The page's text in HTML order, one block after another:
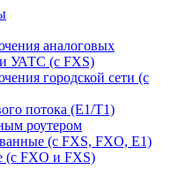
аналоговых
УАТС (с FXS)
городской сети (с
потока (E1/T1)
роутером
(c FXS, FXO, E1)
(с FXO и FXS)